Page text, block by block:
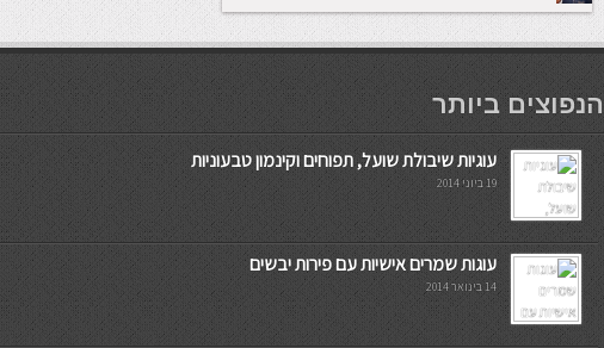
мостбет кг
הנפוצים ביותר
עוגיות שיבולת שועל, תפוחים וקינמון טבעוניות
19 ביוני 2014
עוגות שמרים אישיות עם פירות יבשים
14 בינואר 2014